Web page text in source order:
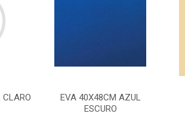
EVA 40X48CM AZUL
ESCURO